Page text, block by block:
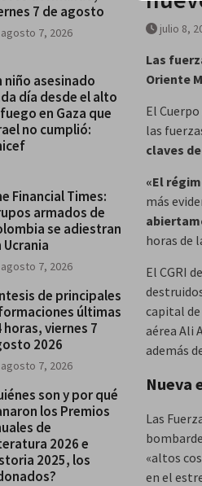
últimas 24 horas, viernes 7 agosto
2026
julio 8,
Las
Oriente
El
las
claves de
«El
más
horas de
El CGRI
capital de
aérea Ali
además
Nueva
Las
«altos
en el
7 de agosto
agosto 7, 2026
niño asesinado
día desde el alto
en Gaza que
no cumplió:
Financial Times:
armados de
se adiestran
Ucrania
agosto 7, 2026
de principales
últimas
horas, viernes 7
2026
agosto 7, 2026
son y por qué
los Premios
de
2026 e
2025, los